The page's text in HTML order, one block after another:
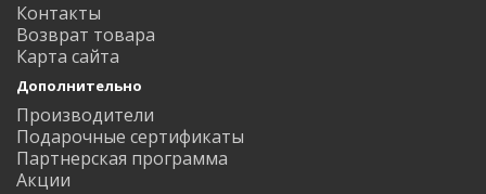
Контакты
Возврат товара
Карта сайта
Дополнительно
Производители
Подарочные сертификаты
Партнерская программа
Акции